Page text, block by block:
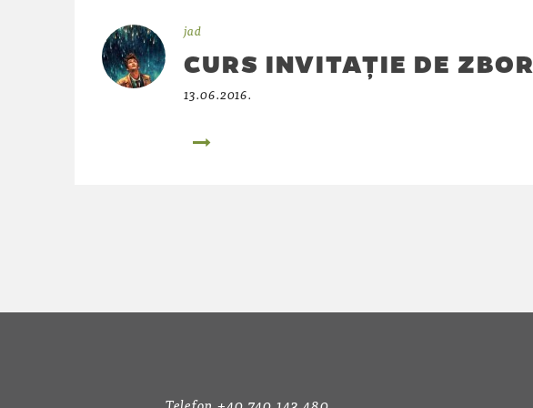
jad
CURS INVITAȚIE DE ZBOR
13.06.2016.